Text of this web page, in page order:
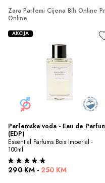
Zara Parfemi Cijena Bih Online
Online
Parfemska voda - Eau de
(EDP)
Essential Parfums Bois Imperial -
100ml
290 KM - 250 KM
AKCIJA